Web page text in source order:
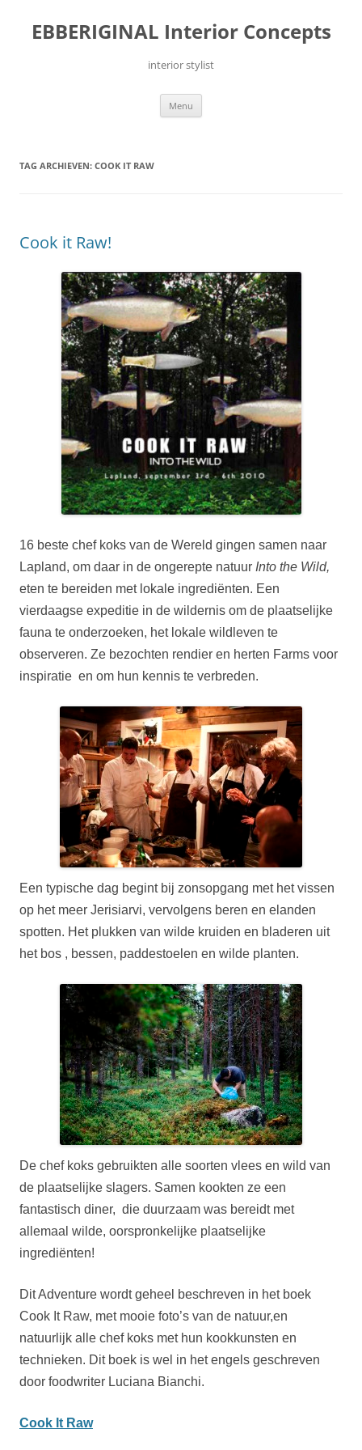
inhoud
EBBERIGINAL Interior Concepts
interior stylist
Menu
TAG ARCHIEVEN: COOK IT RAW
Cook it Raw!
16 beste chef koks van de Wereld gingen samen naar
Lapland, om daar in de ongerepte natuur Into the Wild,
eten te bereiden met lokale ingrediënten. Een
vierdaagse expeditie in de wildernis om de plaatselijke
fauna te onderzoeken, het lokale wildleven te
observeren. Ze bezochten rendier en herten Farms voor
inspiratie en om hun kennis te verbreden.
Een typische dag begint bij zonsopgang met het vissen
op het meer Jerisiarvi, vervolgens beren en elanden
spotten. Het plukken van wilde kruiden en bladeren uit
het bos , bessen, paddestoelen en wilde planten.
De chef koks gebruikten alle soorten vlees en wild van
de plaatselijke slagers. Samen kookten ze een
fantastisch diner, die duurzaam was bereidt met
allemaal wilde, oorspronkelijke plaatselijke
ingrediënten!
Dit Adventure wordt geheel beschreven in het boek
Cook It Raw, met mooie foto’s van de natuur,en
natuurlijk alle chef koks met hun kookkunsten en
technieken. Dit boek is wel in het engels geschreven
door foodwriter Luciana Bianchi.
Cook It Raw